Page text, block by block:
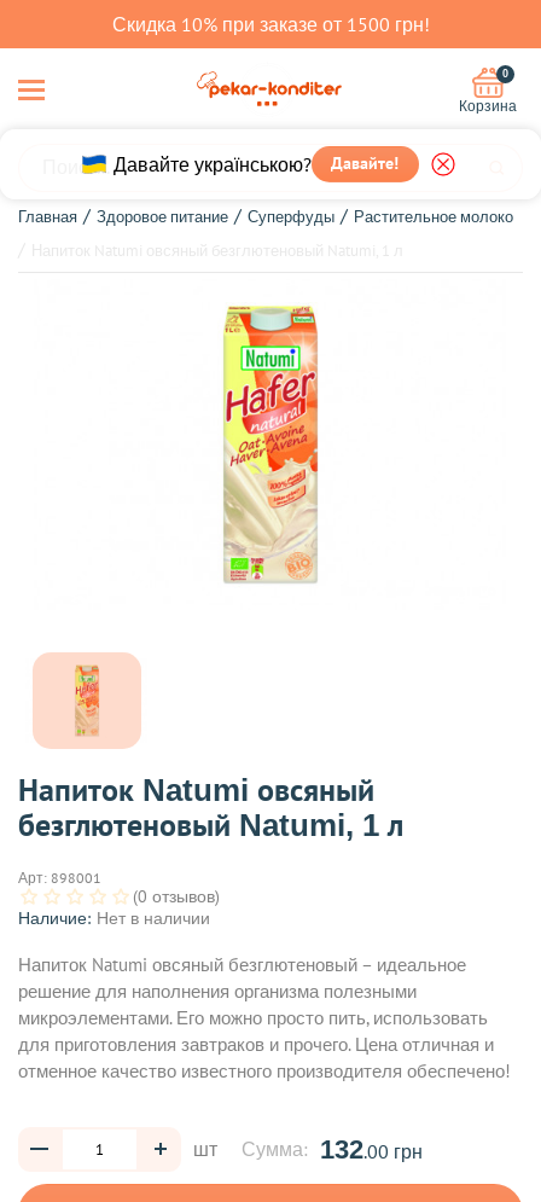
Скидка 10% при заказе от 1500 грн!
Давайте українською? Давайте!
0
Корзина
Главная Здоровое питание Суперфуды
Растительное молоко
Напиток Natumi овсяный
безглютеновый Natumi, 1 л
Арт: 898001
(0 отзывов)
Наличие: Нет в наличии
Напиток Natumi овсяный безглютеновый – идеальное
решение для наполнения организма полезными
микроэлементами. Его можно просто пить, использовать
для приготовления завтраков и прочего. Цена отличная и
отменное качество известного производителя обеспечено!
шт Сумма: 132.00 грн